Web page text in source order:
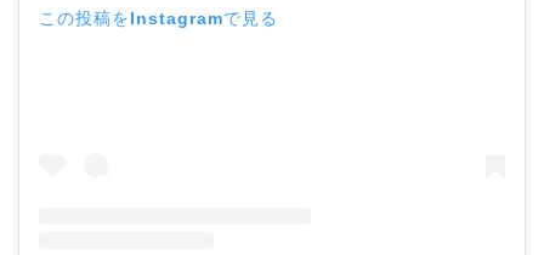
この投稿をInstagramで見る